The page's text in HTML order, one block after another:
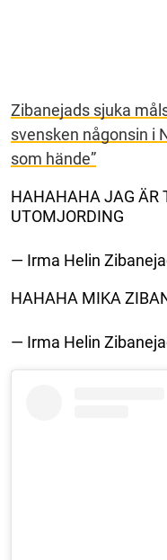
Zibanejads sjuka
svensken någonsin i
som hände”
HAHAHAHA JAG ÄR
UTOMJORDING
— Irma Helin
HAHAHA MIKA
— Irma Helin